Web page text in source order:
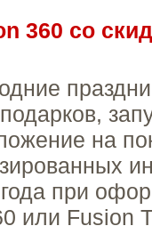
360 со
на
при
или Fusion